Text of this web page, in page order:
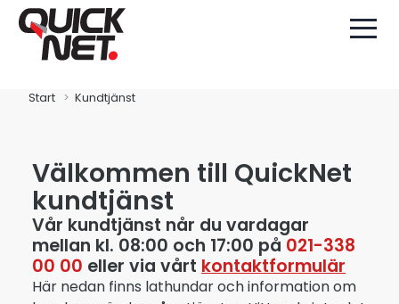
Start Kundtjänst
Välkommen till QuickNet
kundtjänst
Vår kundtjänst når du vardagar
mellan kl. 08:00 och 17:00 på 021-338
00 00 eller via vårt kontaktformulär
Här nedan finns lathundar och information om